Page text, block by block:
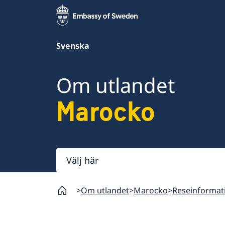
Svenska
Om utlandet
Marocko
Välj
här
Om utlandet Marocko